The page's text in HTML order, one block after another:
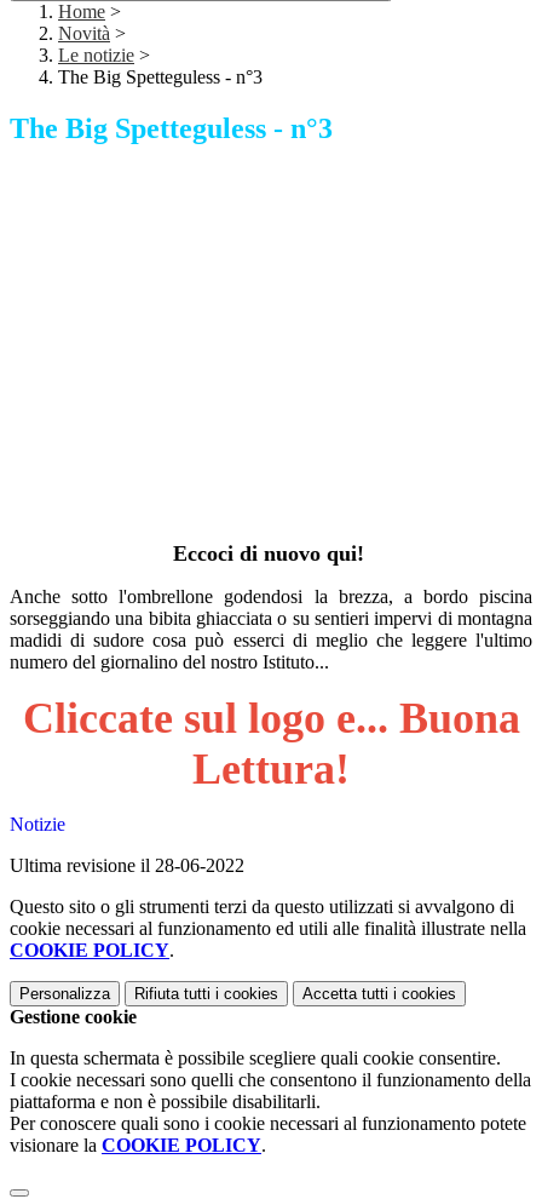
Home >
Novità >
Le notizie >
The Big Spetteguless - n°3
The Big Spetteguless - n°3
Eccoci di nuovo qui!
Anche sotto l'ombrellone godendosi la brezza, a bordo piscina
sorseggiando una bibita ghiacciata o su sentieri impervi di montagna
madidi di sudore cosa può esserci di meglio che leggere l'ultimo
numero del giornalino del nostro Istituto...
Cliccate sul logo e... Buona
Lettura!
Notizie
Ultima revisione il 28-06-2022
Questo sito o gli strumenti terzi da questo utilizzati si avvalgono di
cookie necessari al funzionamento ed utili alle finalità illustrate nella
COOKIE POLICY.
Personalizza Rifiuta tutti i cookies Accetta tutti i cookies
Gestione cookie
In questa schermata è possibile scegliere quali cookie consentire.
I cookie necessari sono quelli che consentono il funzionamento della
piattaforma e non è possibile disabilitarli.
Per conoscere quali sono i cookie necessari al funzionamento potete
visionare la COOKIE POLICY.